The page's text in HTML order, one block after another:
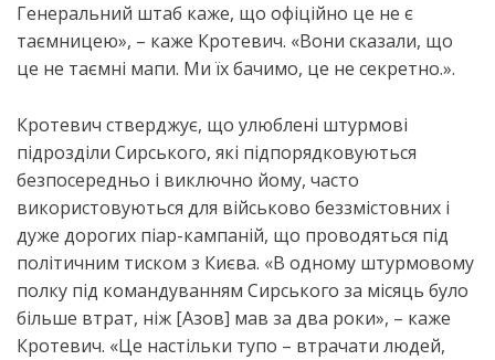
Генеральний штаб каже, що офіційно це не є
таємницею», – каже Кротевич. «Вони сказали, що
це не таємні мапи. Ми їх бачимо, це не секретно.».
Кротевич стверджує, що улюблені штурмові
підрозділи Сирського, які підпорядковуються
безпосередньо і виключно йому, часто
використовуються для військово беззмістовних і
дуже дорогих піар-кампаній, що проводяться під
політичним тиском з Києва. «В одному штурмовому
полку під командуванням Сирського за місяць було
більше втрат, ніж [Азов] мав за два роки», – каже
Кротевич. «Це настільки тупо – втрачати людей,